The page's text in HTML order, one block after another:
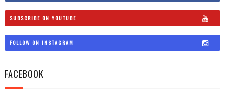
SUBSCRIBE ON YOUTUBE
FOLLOW ON INSTAGRAM
FACEBOOK